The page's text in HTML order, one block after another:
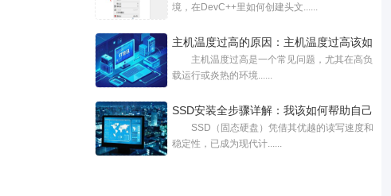
境，在DevC++里如何创建头文......
主机温度过高的原因：主机温度过高该如
主机温度过高是一个常见问题，尤其在高负
载运行或炎热的环境......
SSD安装全步骤详解：我该如何帮助自己
SSD（固态硬盘）凭借其优越的读写速度和
稳定性，已成为现代计......